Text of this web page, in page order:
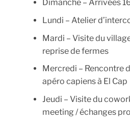
Dimanche – Arrivées
Lundi – Atelier
Mardi – Visite du
reprise de fermes
Mercredi – Rencontre
apéro capiens à El Cap
Jeudi – Visite du
meeting / échanges